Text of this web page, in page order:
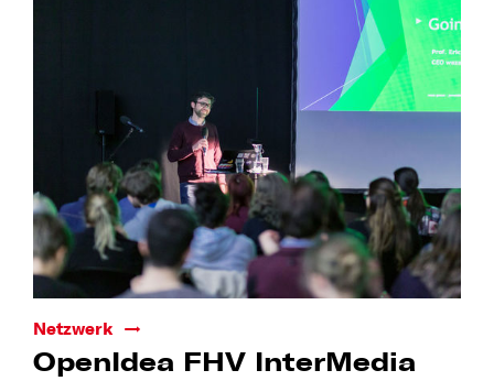
Netzwerk
OpenIdea FHV InterMedia